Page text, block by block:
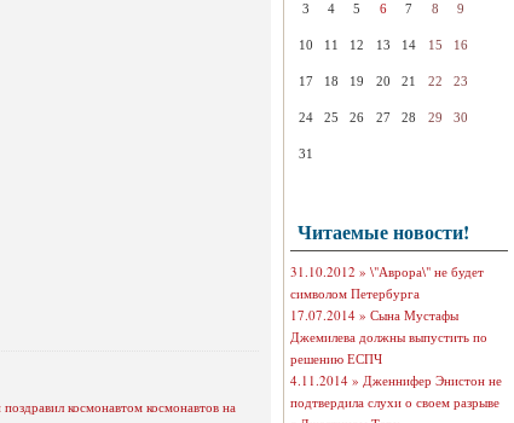
космонавтом космонавтов на
3 4 5 6 7 8 9
10 11 12 13 14 15 16
17 18 19 20 21 22 23
24 25 26 27 28 29 30
31
Читаемые новости!
31.10.2012 » \"Аврора\" не будет
символом Петербурга
17.07.2014 » Сына Мустафы
Джемилева должны выпустить по
решению ЕСПЧ
4.11.2014 » Дженнифер Энистон не
подтвердила слухи о своем разрыве